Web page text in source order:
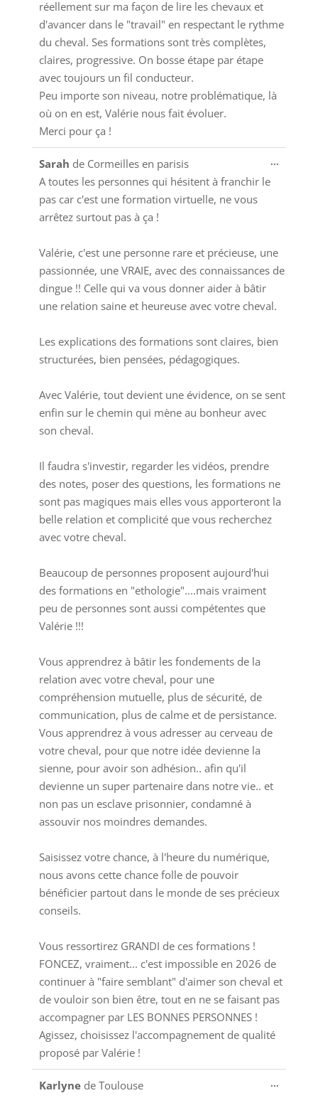
réellement sur ma façon de lire les chevaux et
d'avancer dans le "travail" en respectant le rythme
du cheval. Ses formations sont très complètes,
claires, progressive. On bosse étape par étape
avec toujours un fil conducteur.
Peu importe son niveau, notre problématique, là
où on en est, Valérie nous fait évoluer.
Merci pour ça !
Sarah de Cormeilles en parisis
A toutes les personnes qui hésitent à franchir le
pas car c'est une formation virtuelle, ne vous
arrêtez surtout pas à ça !
Valérie, c'est une personne rare et précieuse, une
passionnée, une VRAIE, avec des connaissances de
dingue !! Celle qui va vous donner aider à bâtir
une relation saine et heureuse avec votre cheval.
Les explications des formations sont claires, bien
structurées, bien pensées, pédagogiques.
Avec Valérie, tout devient une évidence, on se sent
enfin sur le chemin qui mène au bonheur avec
son cheval.
Il faudra s'investir, regarder les vidéos, prendre
des notes, poser des questions, les formations ne
sont pas magiques mais elles vous apporteront la
belle relation et complicité que vous recherchez
avec votre cheval.
Beaucoup de personnes proposent aujourd'hui
des formations en "ethologie"....mais vraiment
peu de personnes sont aussi compétentes que
Valérie !!!
Vous apprendrez à bâtir les fondements de la
relation avec votre cheval, pour une
compréhension mutuelle, plus de sécurité, de
communication, plus de calme et de persistance.
Vous apprendrez à vous adresser au cerveau de
votre cheval, pour que notre idée devienne la
sienne, pour avoir son adhésion.. afin qu'il
devienne un super partenaire dans notre vie.. et
non pas un esclave prisonnier, condamné à
assouvir nos moindres demandes.
Saisissez votre chance, à l'heure du numérique,
nous avons cette chance folle de pouvoir
bénéficier partout dans le monde de ses précieux
conseils.
Vous ressortirez GRANDI de ces formations !
FONCEZ, vraiment... c'est impossible en 2026 de
continuer à "faire semblant" d'aimer son cheval et
de vouloir son bien être, tout en ne se faisant pas
accompagner par LES BONNES PERSONNES !
Agissez, choisissez l'accompagnement de qualité
proposé par Valérie !
...
Karlyne de Toulouse
...